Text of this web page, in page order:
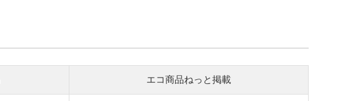
エコ商品ねっと掲載